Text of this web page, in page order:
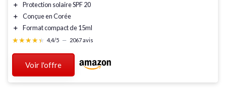
＋
Protection solaireSPF 20
＋
Conçue en Corée
＋
Format compactde 15ml
★★★★★
★★★★★ 4,4/5 — 2067 avis
Voir l'offre